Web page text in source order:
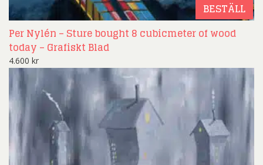
BESTÄLL
Per Nylén – Sture bought 8 cubicmeter of wood
today – Grafiskt Blad
4.600 kr